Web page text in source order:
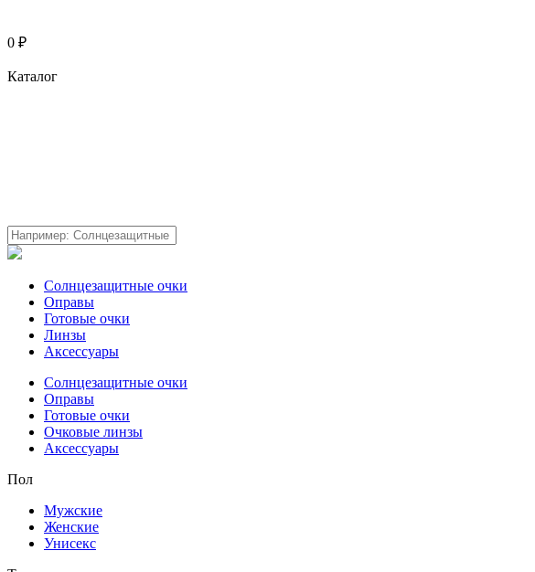
0 ₽
Каталог
Солнцезащитные очки
Оправы
Готовые очки
Линзы
Аксессуары
Солнцезащитные очки
Оправы
Готовые очки
Очковые линзы
Аксессуары
Пол
Мужские
Женские
Унисекс